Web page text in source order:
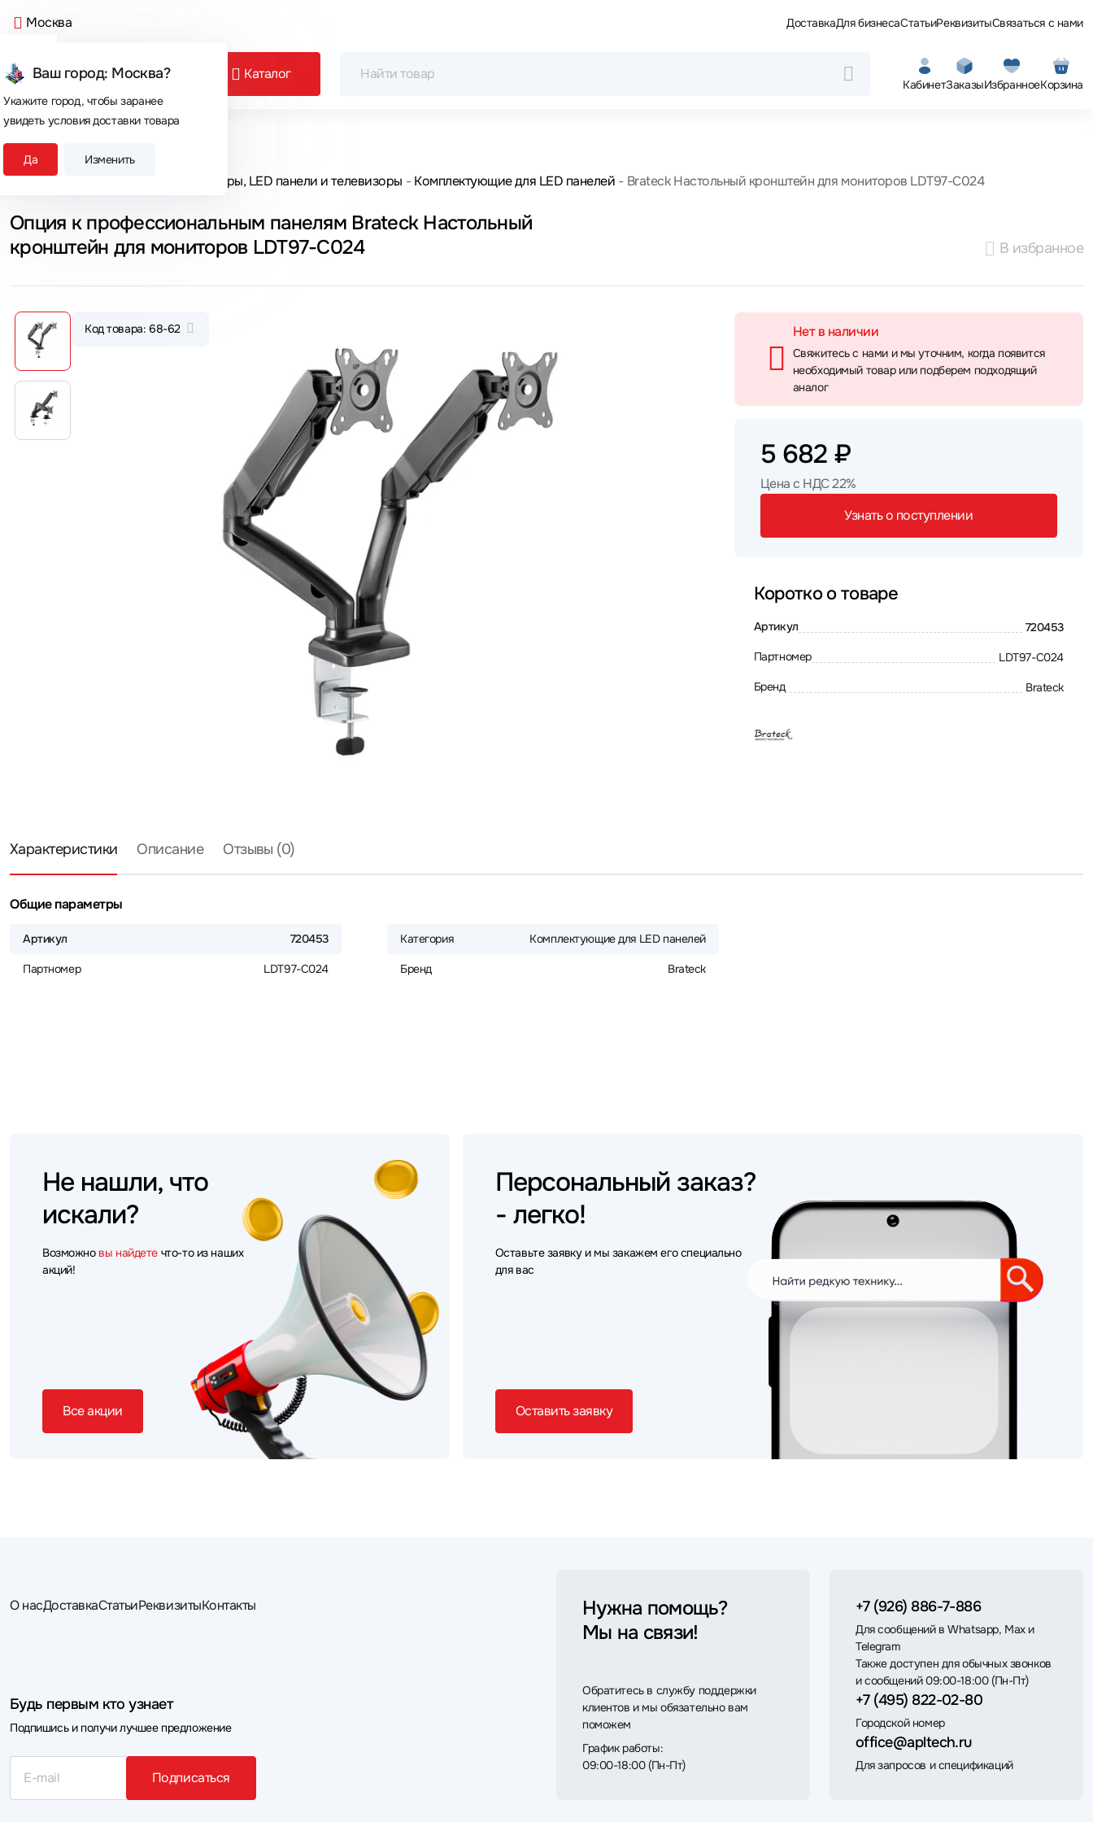
Москва
Ваш город: Москва?
Укажите город, чтобы заранее
увидеть условия доставки товара
Да Изменить
ДоставкаДля бизнесаСтатьиРеквизитыСвязаться с нами
Каталог
КабинетЗаказыИзбранноеКорзина
Сегодня покупают
Главная Мониторы, LED панели и телевизоры Комплектующие для LED панелей Brateck Настольный кронштейн для мониторов LDT97-C024
Опция к профессиональным панелям Brateck Настольный
кронштейн для мониторов LDT97-C024
В избранное
Код товара: 68-62 Нет в наличии
Свяжитесь с нами и мы уточним, когда появится
необходимый товар или подберем подходящий
аналог
5 682 ₽
Цена с НДС 22%
Узнать о поступлении
Коротко о товаре
Артикул 720453
Партномер LDT97-C024
Бренд Brateck
Характеристики Описание Отзывы (0)
Общие параметры
Артикул 720453
Партномер LDT97-C024
Категория Комплектующие для LED панелей
Бренд Brateck
Не нашли, что
искали?
Возможно вы найдете что-то из наших
акций!
Все акции
Персональный заказ?
- легко!
Оставьте заявку и мы закажем его специально
для вас
Оставить заявку
О насДоставкаСтатьиРеквизитыКонтакты
Будь первым кто узнает
Подпишись и получи лучшее предложение
Подписаться
Нужна помощь?
Мы на связи!
Обратитесь в службу поддержки
клиентов и мы обязательно вам
поможем
График работы:
09:00-18:00 (Пн-Пт)
+7 (926) 886-7-886
Для сообщений в Whatsapp, Max и
Telegram
Также доступен для обычных звонков
и сообщений 09:00-18:00 (Пн-Пт)
+7 (495) 822-02-80
Городской номер
office@apltech.ru
Для запросов и спецификаций